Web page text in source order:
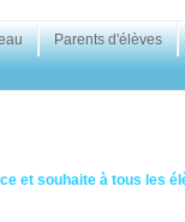
Parents d'élèves
et souhaite à tous les